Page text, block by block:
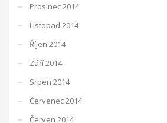
Prosinec 2014
Listopad 2014
Říjen 2014
Září 2014
Srpen 2014
Červenec 2014
Červen 2014